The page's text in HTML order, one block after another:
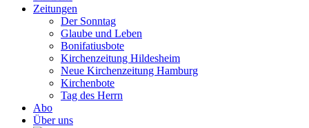
Main
navigation
Zeitungen
Der Sonntag
Glaube und Leben
Bonifatiusbote
Kirchenzeitung Hildesheim
Neue Kirchenzeitung Hamburg
Kirchenbote
Tag des Herrn
Abo
Über uns